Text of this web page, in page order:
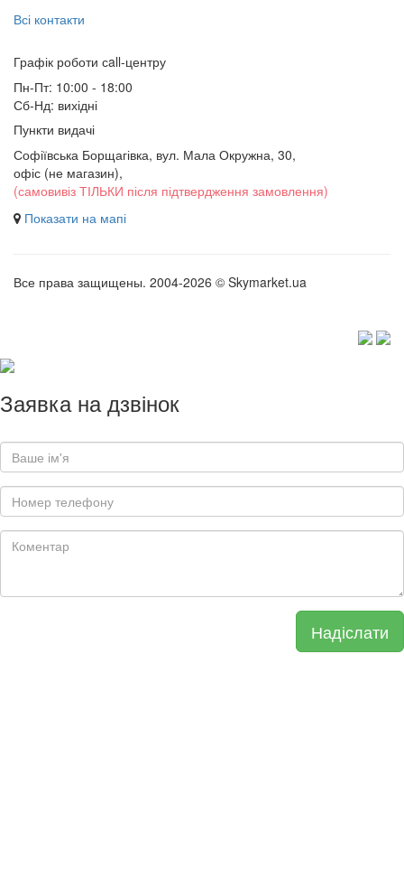
Всі контакти
Графік роботи сall-центру
Пн-Пт: 10:00 - 18:00
Сб-Нд: вихідні
Пункти видачі
Софіївська Борщагівка, вул. Мала Окружна, 30,
офіс (не магазин),
(самовивіз ТІЛЬКИ після підтвердження замовлення)
Показати на мапі
Все права защищены. 2004-2026 © Skymarket.ua
Заявка на дзвінок
Надіслати